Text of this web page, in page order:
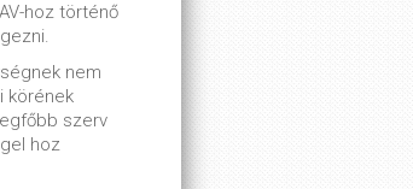
hoz történő
nem
körének
szerv
hoz